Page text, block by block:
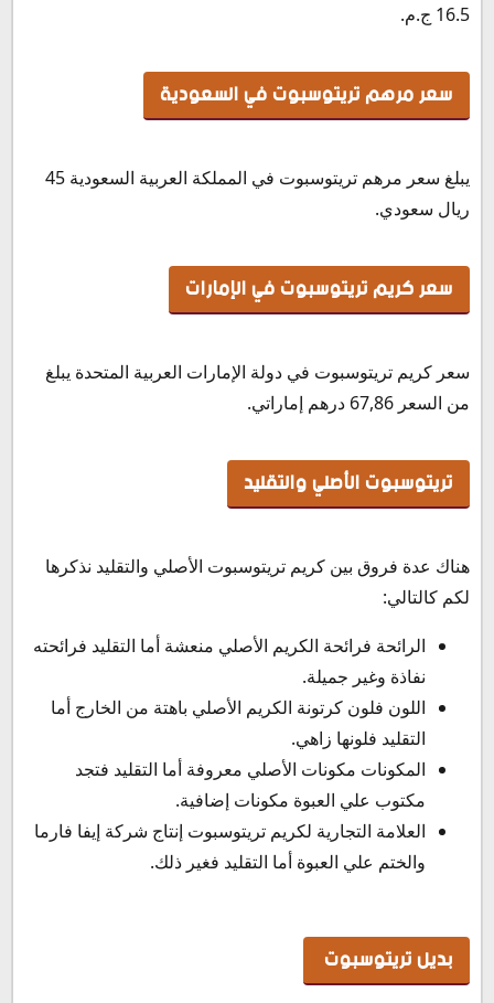
16.5 ج.م.
سعر مرهم تريتوسبوت في السعودية
يبلغ سعر مرهم تريتوسبوت في المملكة العربية السعودية 45
ريال سعودي.
سعر كريم تريتوسبوت في الإمارات
سعر كريم تريتوسبوت في دولة الإمارات العربية المتحدة يبلغ
من السعر 67,86 درهم إماراتي.
تريتوسبوت الأصلي والتقليد
هناك عدة فروق بين كريم تريتوسبوت الأصلي والتقليد نذكرها
لكم كالتالي:
الرائحة فرائحة الكريم الأصلي منعشة أما التقليد فرائحته
نفاذة وغير جميلة.
اللون فلون كرتونة الكريم الأصلي باهتة من الخارج أما
التقليد فلونها زاهي.
المكونات مكونات الأصلي معروفة أما التقليد فتجد
مكتوب علي العبوة مكونات إضافية.
العلامة التجارية لكريم تريتوسبوت إنتاج شركة إيفا فارما
والختم علي العبوة أما التقليد فغير ذلك.
بديل تريتوسبوت